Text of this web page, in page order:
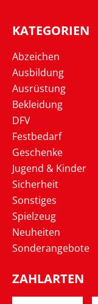
KATEGORIEN
Abzeichen
Ausbildung
Ausrüstung
Bekleidung
DFV
Festbedarf
Geschenke
Jugend & Kinder
Sicherheit
Sonstiges
Spielzeug
Neuheiten
Sonderangebote
ZAHLARTEN